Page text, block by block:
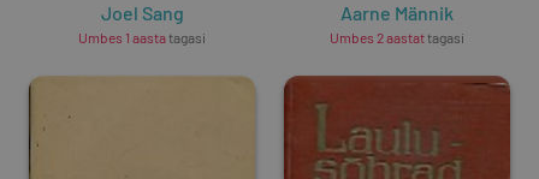
Joel Sang
Umbes 1 aastatagasi
Aarne Männik
Umbes 2 aastattagasi